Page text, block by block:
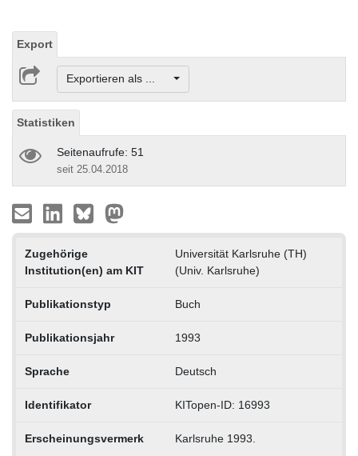
Export
Exportieren als ...
Statistiken
Seitenaufrufe: 51
seit 25.04.2018
Zugehörige
Institution(en) am KIT
Universität Karlsruhe (TH)
(Univ. Karlsruhe)
Publikationstyp Buch
Publikationsjahr 1993
Sprache Deutsch
Identifikator KITopen-ID: 16993
Erscheinungsvermerk Karlsruhe 1993.